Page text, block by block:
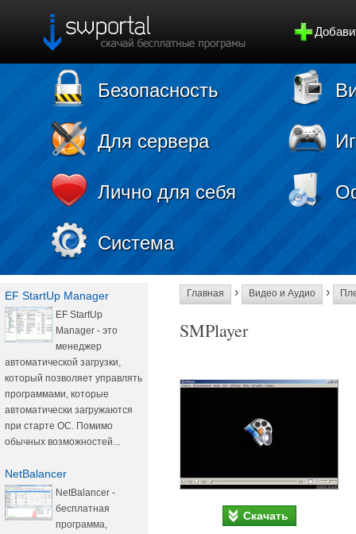
Безопасность
Для сервера
Лично для себя
Система
EF StartUp Manager
EF StartUp
Manager - это
менеджер
автоматической загрузки,
который позволяет управлять
программами, которые
автоматически загружаются
при старте ОС. Помимо
обычных возможностей...
NetBalancer
NetBalancer -
бесплатная
программа,
Главная › Видео и Аудио ›
SMPlayer
Скачать